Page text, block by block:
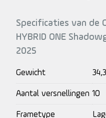
Specificaties van de
HYBRID ONE
2025
Gewicht
Aantal versnellingen 10
Frametype